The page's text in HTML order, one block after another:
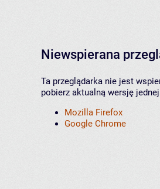
Niewspierana
Ta przeglądarka nie jest
pobierz aktualną wersję
Mozilla Firefox
Google Chrome